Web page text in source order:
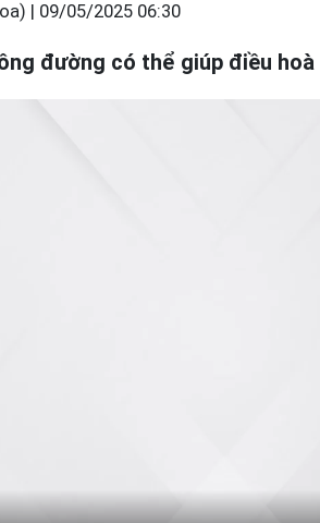
| 09/05/2025 06:30
đường có thể giúp điều hoà